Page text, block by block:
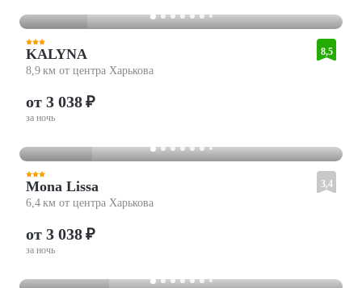
KALYNA
8,9 км от центра Харькова
8,5
от 3 038 ₽
за ночь
Mona Lissa
6,4 км от центра Харькова
3,4
от 3 038 ₽
за ночь